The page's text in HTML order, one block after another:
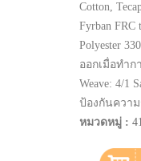
Cotton,
Fyrban FRC
Polyester
ออกเมื่อทำ
Weave: 4/1
ป้องกันควา
หมวดหมู่ :